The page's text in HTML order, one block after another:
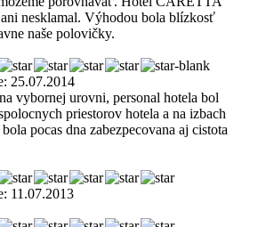
nesklamal. Výhodou bola blízkosť
naše polovičky.
25.07.2014
vybornej urovni, personal hotela bol
priestorov hotela a na izbach
pocas dna zabezpecovana aj cistota
11.07.2013